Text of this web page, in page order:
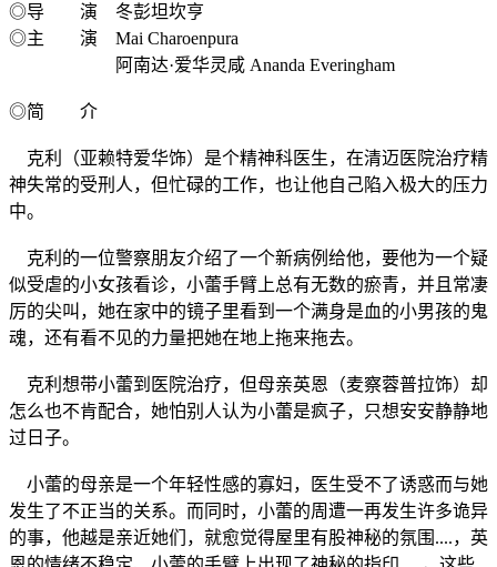
◎导 演 冬彭坦坎亨
◎主 演 Mai Charoenpura
阿南达·爱华灵咸 Ananda Everingham
◎简 介
克利（亚赖特爱华饰）是个精神科医生，在清迈医院治疗精
神失常的受刑人，但忙碌的工作，也让他自己陷入极大的压力
中。
克利的一位警察朋友介绍了一个新病例给他，要他为一个疑
似受虐的小女孩看诊，小蕾手臂上总有无数的瘀青，并且常凄
厉的尖叫，她在家中的镜子里看到一个满身是血的小男孩的鬼
魂，还有看不见的力量把她在地上拖来拖去。
克利想带小蕾到医院治疗，但母亲英恩（麦察蓉普拉饰）却
怎么也不肯配合，她怕别人认为小蕾是疯子，只想安安静静地
过日子。
小蕾的母亲是一个年轻性感的寡妇，医生受不了诱惑而与她
发生了不正当的关系。而同时，小蕾的周遭一再发生许多诡异
的事，他越是亲近她们，就愈觉得屋里有股神秘的氛围....，英